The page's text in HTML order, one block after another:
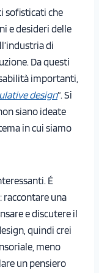
sofisticati che
e desideri delle
di
Da questi
importanti,
design“. Si
siano ideate
in cui siamo
É
raccontare una
e discutere il
quindi crei
meno
un pensiero